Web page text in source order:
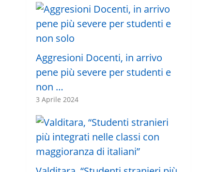
Aggresioni Docenti, in arrivo
pene più severe per studenti e
non …
3 Aprile 2024